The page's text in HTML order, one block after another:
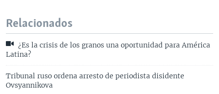
Relacionados
¿Es la crisis de los granos una oportunidad para América
Latina?
Tribunal ruso ordena arresto de periodista disidente
Ovsyannikova